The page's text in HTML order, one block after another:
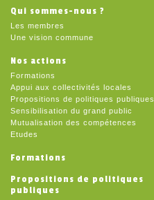
Qui sommes-nous ?
Les membres
Une vision commune
Nos actions
Formations
Appui aux collectivités locales
Propositions de politiques publiques
Sensibilisation du grand public
Mutualisation des compétences
Etudes
Formations
Propositions de politiques
publiques